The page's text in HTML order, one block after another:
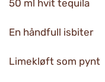
50 ml hvit tequila
En håndfull isbiter
Limekløft som pynt